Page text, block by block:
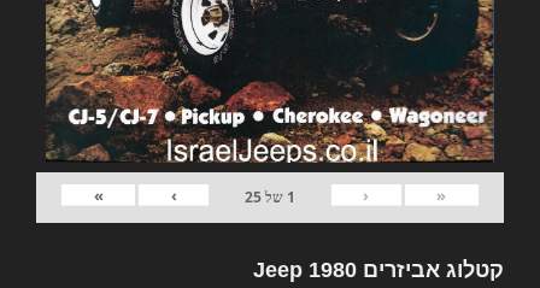
«
‹
1 של25
›
»
קטלוג אביזרים Jeep 1980